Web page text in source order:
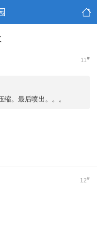
11#
。最后喷出。。。
12#